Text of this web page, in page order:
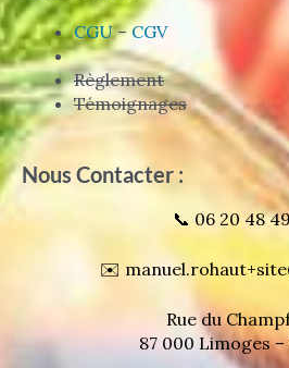
CGU–CGV
Règlement
Témoignages
Nous Contacter :
📞 06 20 48
✉️
Rue du
87 000 Limoges